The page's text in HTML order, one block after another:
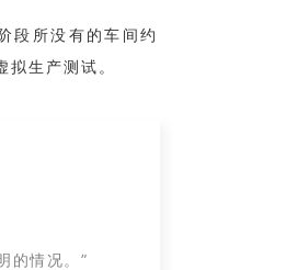
段所没有的车间约
生产测试。
的情况。”